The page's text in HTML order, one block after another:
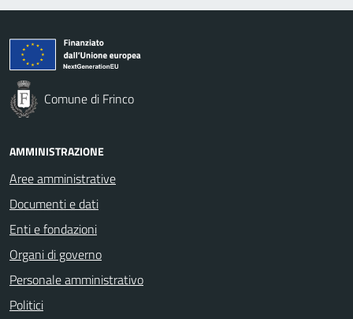
Comune di Frinco
AMMINISTRAZIONE
Aree amministrative
Documenti e dati
Enti e fondazioni
Organi di governo
Personale amministrativo
Politici